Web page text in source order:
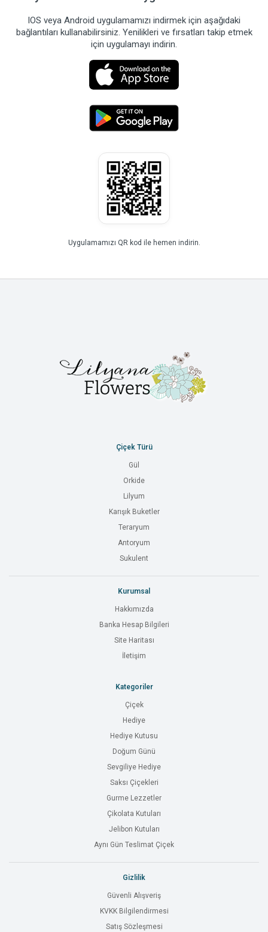
IOS veya Android uygulamamızı indirmek için aşağıdaki
bağlantıları kullanabilirsiniz. Yenilikleri ve fırsatları takip etmek
için uygulamayı indirin.
Uygulamamızı QR kod ile hemen indirin.
Çiçek Türü
Gül
Orkide
Lilyum
Karışık Buketler
Teraryum
Antoryum
Sukulent
Kurumsal
Hakkımızda
Banka Hesap Bilgileri
Site Haritası
İletişim
Kategoriler
Çiçek
Hediye
Hediye Kutusu
Doğum Günü
Sevgiliye Hediye
Saksı Çiçekleri
Gurme Lezzetler
Çikolata Kutuları
Jelibon Kutuları
Aynı Gün Teslimat Çiçek
Gizlilik
Güvenli Alışveriş
KVKK Bilgilendirmesi
Satış Sözleşmesi